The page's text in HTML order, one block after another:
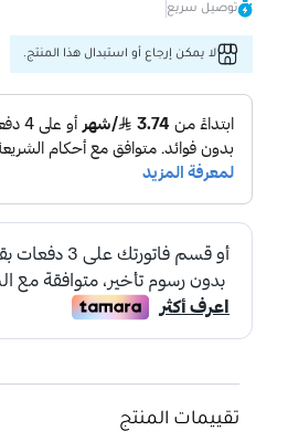
توصيل سريع
لا يمكن إرجاع أو استبدال هذا المنتج.
تقييمات المنتج